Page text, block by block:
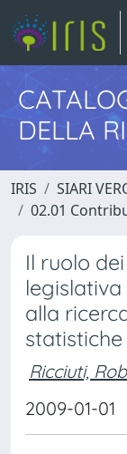
DELLA
IRIS SIARI
02.01
Il ruolo
alla
statistiche
Ricciuti,
2009-01-01